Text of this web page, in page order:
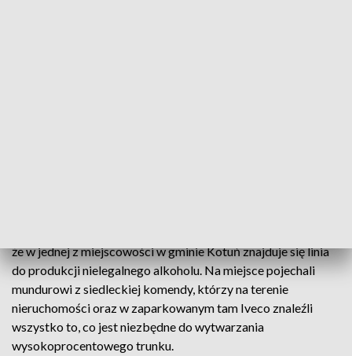
że w jednej z miejscowości w gminie Kotuń znajduje się linia
do produkcji nielegalnego alkoholu. Na miejsce pojechali
mundurowi z siedleckiej komendy, którzy na terenie
nieruchomości oraz w zaparkowanym tam Iveco znaleźli
wszystko to, co jest niezbędne do wytwarzania
wysokoprocentowego trunku.